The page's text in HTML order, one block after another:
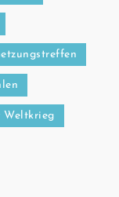
Weltkrieg